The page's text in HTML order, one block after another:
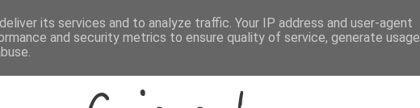
its services and to analyze traffic. Your IP address and user-agent
and security metrics to ensure quality of service, generate usage